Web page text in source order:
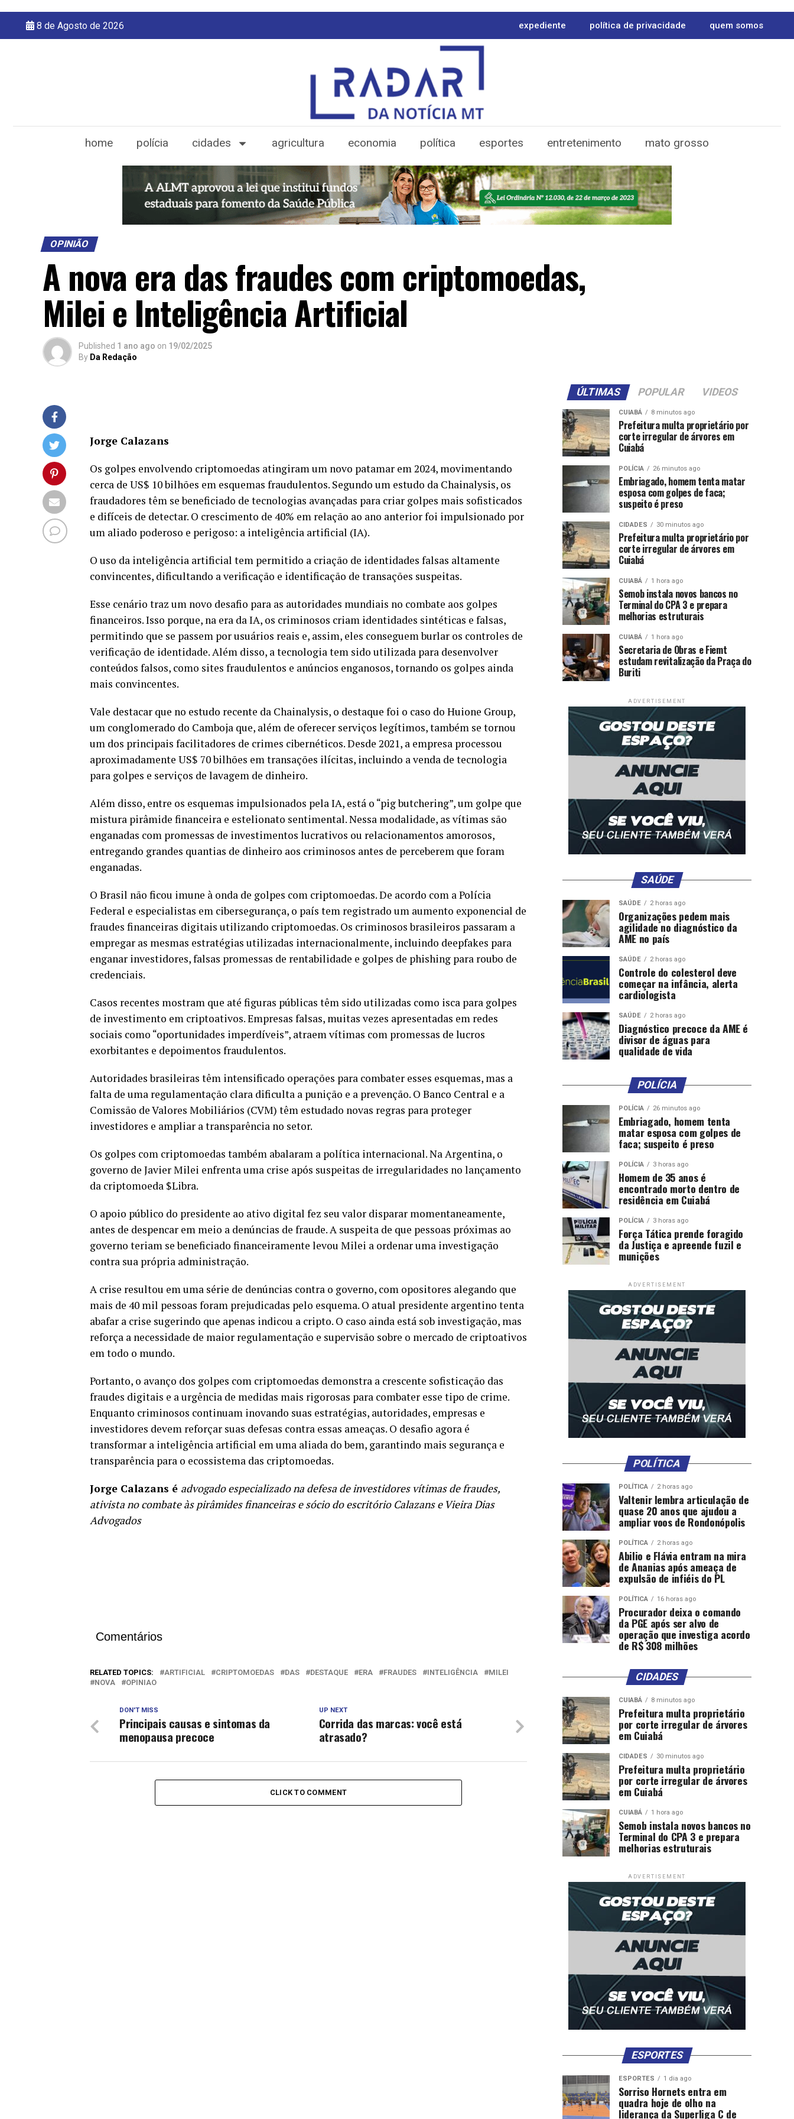
8 de Agosto de 2026 expediente política de privacidade quem somos
home polícia cidades agricultura economia política esportes entretenimento mato grosso
OPINIÃO
A nova era das fraudes com criptomoedas,
Milei e Inteligência Artificial
Published 1 ano ago on 19/02/2025
By Da Redação
Jorge Calazans
Os golpes envolvendo criptomoedas atingiram um novo patamar em 2024, movimentando
cerca de US$ 10 bilhões em esquemas fraudulentos. Segundo um estudo da Chainalysis, os
fraudadores têm se beneficiado de tecnologias avançadas para criar golpes mais sofisticados
e difíceis de detectar. O crescimento de 40% em relação ao ano anterior foi impulsionado por
um aliado poderoso e perigoso: a inteligência artificial (IA).
O uso da inteligência artificial tem permitido a criação de identidades falsas altamente
convincentes, dificultando a verificação e identificação de transações suspeitas.
Esse cenário traz um novo desafio para as autoridades mundiais no combate aos golpes
financeiros. Isso porque, na era da IA, os criminosos criam identidades sintéticas e falsas,
permitindo que se passem por usuários reais e, assim, eles conseguem burlar os controles de
verificação de identidade. Além disso, a tecnologia tem sido utilizada para desenvolver
conteúdos falsos, como sites fraudulentos e anúncios enganosos, tornando os golpes ainda
mais convincentes.
Vale destacar que no estudo recente da Chainalysis, o destaque foi o caso do Huione Group,
um conglomerado do Camboja que, além de oferecer serviços legítimos, também se tornou
um dos principais facilitadores de crimes cibernéticos. Desde 2021, a empresa processou
aproximadamente US$ 70 bilhões em transações ilícitas, incluindo a venda de tecnologia
para golpes e serviços de lavagem de dinheiro.
Além disso, entre os esquemas impulsionados pela IA, está o “pig butchering”, um golpe que
mistura pirâmide financeira e estelionato sentimental. Nessa modalidade, as vítimas são
enganadas com promessas de investimentos lucrativos ou relacionamentos amorosos,
entregando grandes quantias de dinheiro aos criminosos antes de perceberem que foram
enganadas.
O Brasil não ficou imune à onda de golpes com criptomoedas. De acordo com a Polícia
Federal e especialistas em cibersegurança, o país tem registrado um aumento exponencial de
fraudes financeiras digitais utilizando criptomoedas. Os criminosos brasileiros passaram a
empregar as mesmas estratégias utilizadas internacionalmente, incluindo deepfakes para
enganar investidores, falsas promessas de rentabilidade e golpes de phishing para roubo de
credenciais.
Casos recentes mostram que até figuras públicas têm sido utilizadas como isca para golpes
de investimento em criptoativos. Empresas falsas, muitas vezes apresentadas em redes
sociais como “oportunidades imperdíveis”, atraem vítimas com promessas de lucros
exorbitantes e depoimentos fraudulentos.
Autoridades brasileiras têm intensificado operações para combater esses esquemas, mas a
falta de uma regulamentação clara dificulta a punição e a prevenção. O Banco Central e a
Comissão de Valores Mobiliários (CVM) têm estudado novas regras para proteger
investidores e ampliar a transparência no setor.
Os golpes com criptomoedas também abalaram a política internacional. Na Argentina, o
governo de Javier Milei enfrenta uma crise após suspeitas de irregularidades no lançamento
da criptomoeda $Libra.
O apoio público do presidente ao ativo digital fez seu valor disparar momentaneamente,
antes de despencar em meio a denúncias de fraude. A suspeita de que pessoas próximas ao
governo teriam se beneficiado financeiramente levou Milei a ordenar uma investigação
contra sua própria administração.
A crise resultou em uma série de denúncias contra o governo, com opositores alegando que
mais de 40 mil pessoas foram prejudicadas pelo esquema. O atual presidente argentino tenta
abafar a crise sugerindo que apenas indicou a cripto. O caso ainda está sob investigação, mas
reforça a necessidade de maior regulamentação e supervisão sobre o mercado de criptoativos
em todo o mundo.
Portanto, o avanço dos golpes com criptomoedas demonstra a crescente sofisticação das
fraudes digitais e a urgência de medidas mais rigorosas para combater esse tipo de crime.
Enquanto criminosos continuam inovando suas estratégias, autoridades, empresas e
investidores devem reforçar suas defesas contra essas ameaças. O desafio agora é
transformar a inteligência artificial em uma aliada do bem, garantindo mais segurança e
transparência para o ecossistema das criptomoedas.
Jorge Calazans é advogado especializado na defesa de investidores vítimas de fraudes,
ativista no combate às pirâmides financeiras e sócio do escritório Calazans e Vieira Dias
Advogados
Comentários
RELATED TOPICS: ARTIFICIAL CRIPTOMOEDAS DAS DESTAQUE ERA FRAUDES INTELIGÊNCIA
MILEI
NOVA
OPINIAO
UP NEXT
Corrida das marcas: você está
atrasado?
DON'T MISS
Principais causas e sintomas da
menopausa precoce
CLICK TO COMMENT
ÚLTIMAS POPULAR VIDEOS
CUIABÁ 8 minutos ago
Prefeitura multa proprietário por
corte irregular de árvores em
Cuiabá
POLÍCIA 26 minutos ago
Embriagado, homem tenta matar
esposa com golpes de faca;
suspeito é preso
CIDADES 30 minutos ago
Prefeitura multa proprietário por
corte irregular de árvores em
Cuiabá
CUIABÁ 1 hora ago
Semob instala novos bancos no
Terminal do CPA 3 e prepara
melhorias estruturais
CUIABÁ 1 hora ago
Secretaria de Obras e Fiemt
estudam revitalização da Praça do
Buriti
ADVERTISEMENT
SAÚDE
SAÚDE 2 horas ago
Organizações pedem mais
agilidade no diagnóstico da
AME no país
SAÚDE 2 horas ago
Controle do colesterol deve
começar na infância, alerta
cardiologista
SAÚDE 2 horas ago
Diagnóstico precoce da AME é
divisor de águas para
qualidade de vida
POLÍCIA
POLÍCIA 26 minutos ago
Embriagado, homem tenta
matar esposa com golpes de
faca; suspeito é preso
POLÍCIA 3 horas ago
Homem de 35 anos é
encontrado morto dentro de
residência em Cuiabá
POLÍCIA 3 horas ago
Força Tática prende foragido
da Justiça e apreende fuzil e
munições
ADVERTISEMENT
POLÍTICA
POLÍTICA 2 horas ago
Valtenir lembra articulação de
quase 20 anos que ajudou a
ampliar voos de Rondonópolis
POLÍTICA 2 horas ago
Abilio e Flávia entram na mira
de Ananias após ameaça de
expulsão de infiéis do PL
POLÍTICA 16 horas ago
Procurador deixa o comando
da PGE após ser alvo de
operação que investiga acordo
de R$ 308 milhões
CIDADES
CUIABÁ 8 minutos ago
Prefeitura multa proprietário
por corte irregular de árvores
em Cuiabá
CIDADES 30 minutos ago
Prefeitura multa proprietário
por corte irregular de árvores
em Cuiabá
CUIABÁ 1 hora ago
Semob instala novos bancos no
Terminal do CPA 3 e prepara
melhorias estruturais
ADVERTISEMENT
ESPORTES
ESPORTES 1 dia ago
Sorriso Hornets entra em
quadra hoje de olho na
liderança da Superliga C de